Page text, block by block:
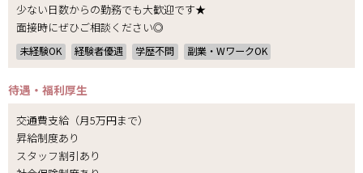
少ない日数からの勤務でも大歓迎です★
面接時にぜひご相談ください◎
未経験OK 経験者優遇 学歴不問 副業・WワークOK
待遇・福利厚生
交通費支給（月5万円まで）
昇給制度あり
スタッフ割引あり